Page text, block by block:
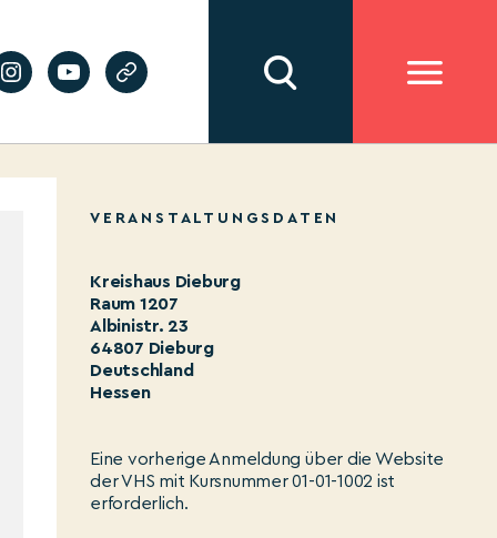
VERANSTALTUNGSDATEN
Kreishaus Dieburg
Raum 1207
Albinistr. 23
64807 Dieburg
Deutschland
Hessen
Eine vorherige Anmeldung über die Website
der VHS mit Kursnummer 01-01-1002 ist
erforderlich.